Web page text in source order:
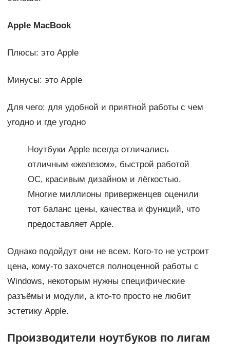
Apple MacBook
Плюсы: это Apple
Минусы: это Apple
Для чего: для удобной и приятной работы с чем
угодно и где угодно
Ноутбуки Apple всегда отличались
отличным «железом», быстрой работой
ОС, красивым дизайном и лёгкостью.
Многие миллионы приверженцев оценили
тот баланс цены, качества и функций, что
предоставляет Apple.
Однако подойдут они не всем. Кого-то не устроит
цена, кому-то захочется полноценной работы с
Windows, некоторым нужны специфические
разъёмы и модули, а кто-то просто не любит
эстетику Apple.
Производители ноутбуков по лигам